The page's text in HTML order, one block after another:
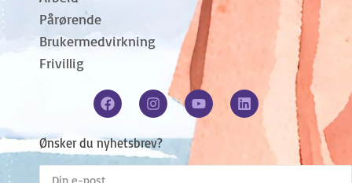
Pårørende
Brukermedvirkning
Frivillig
Ønsker du nyhetsbrev?